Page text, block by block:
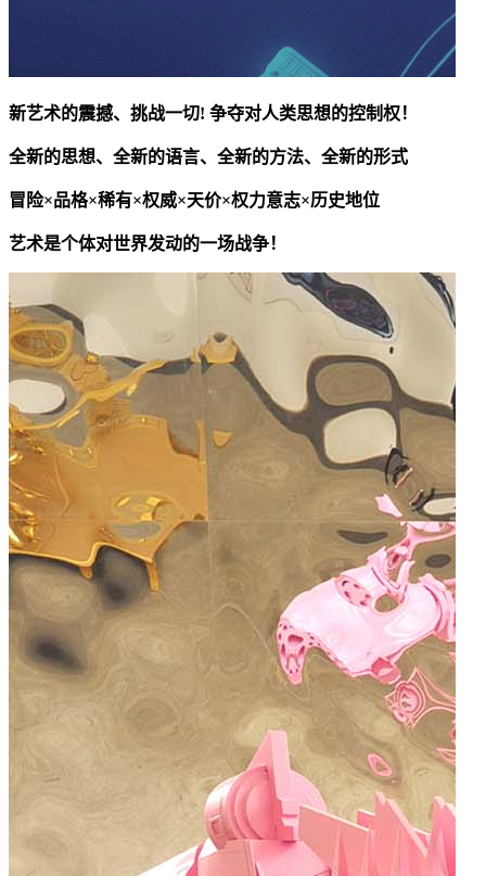
新艺术的震撼、挑战一切! 争夺对人类思想的控制权！
全新的思想、全新的语言、全新的方法、全新的形式
冒险×品格×稀有×权威×天价×权力意志×历史地位
艺术是个体对世界发动的一场战争！